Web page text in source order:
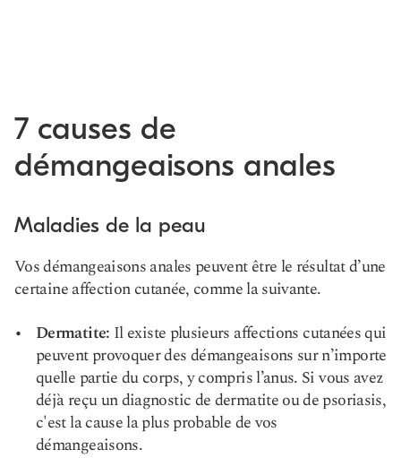
7 causes de
démangeaisons anales
Maladies de la peau
Vos démangeaisons anales peuvent être le résultat d’une
certaine affection cutanée, comme la suivante.
Dermatite: Il existe plusieurs affections cutanées qui
peuvent provoquer des démangeaisons sur n’importe
quelle partie du corps, y compris l’anus. Si vous avez
déjà reçu un diagnostic de dermatite ou de psoriasis,
c'est la cause la plus probable de vos
démangeaisons.